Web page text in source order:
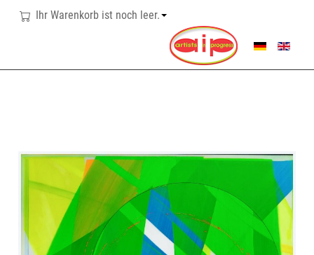
Ihr Warenkorb ist noch leer.
SPRACHE